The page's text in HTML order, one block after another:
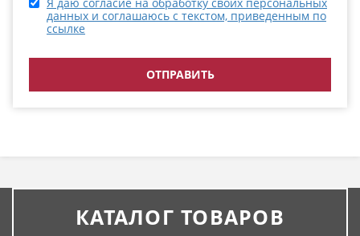
данных и соглашаюсь с текстом, приведенным по
ссылке
КАТАЛОГ ТОВАРОВ